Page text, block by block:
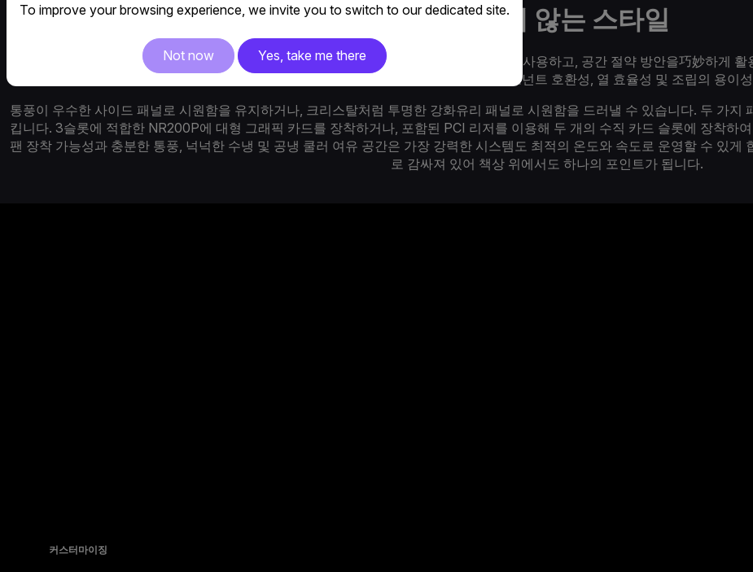
희생하지 않는 스타일
마스터박스 NR200P는 스타일리시한 고급 ATX 케이스에서 통상적으로 발견되는 기능을 사용하고, 공간 절약 방안을巧妙하게
모든 기능은 18리터 공간에 세심하게 배치되어 컴포넌트 호환성, 열 효율성 및 조립의 용
통풍이 우수한 사이드 패널로 시원함을 유지하거나, 크리스탈처럼 투명한 강화유리 패널로 시원함을 드러낼 수 있습니다. 두 가지
킵니다. 3슬롯에 적합한 NR200P에 대형 그래픽 카드를 장착하거나, 포함된 PCI 리저를 이용해 두 개의 수직 카드 슬롯에 장착하
팬 장착 가능성과 충분한 통풍, 넉넉한 수냉 및 공냉 쿨러 여유 공간은 가장 강력한 시스템도 최적의 온도와 속도로 운영할 수 있게
로 감싸져 있어 책상 위에서도 하나의 포인트가 됩니다.
커스터마이징
To improve your browsing experience, we invite you to switch to our dedicated site.
Not now Yes, take me there